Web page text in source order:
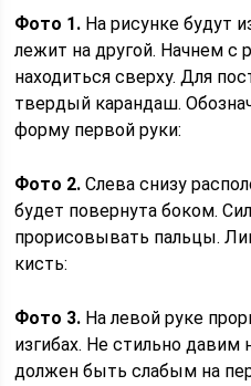
Фото 1. На рисунке будут
лежит на другой. Начнем с
находиться сверху. Для
твердый карандаш.
форму первой руки:
Фото 2. Слева снизу
будет повернута боком.
прорисовывать пальцы.
кисть:
Фото 3. На левой руке
изгибах. Не стильно
должен быть слабым на